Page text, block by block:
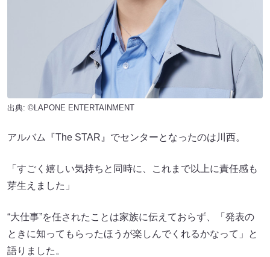
出典: ©LAPONE ENTERTAINMENT
アルバム『The STAR』でセンターとなったのは川西。
「すごく嬉しい気持ちと同時に、これまで以上に責任感も
芽生えました」
“大仕事”を任されたことは家族に伝えておらず、「発表の
ときに知ってもらったほうが楽しんでくれるかなって」と
語りました。